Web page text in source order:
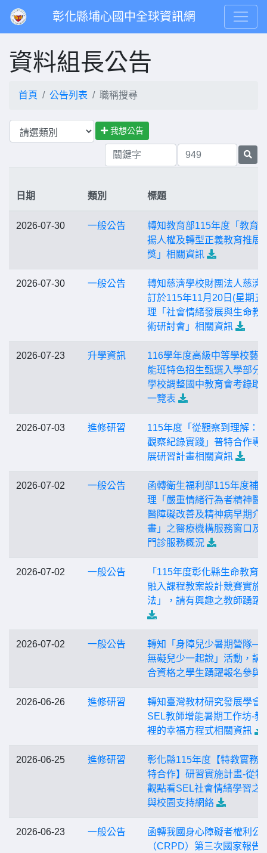
彰化縣埔心國中全球資訊網
資料組長公告
首頁 公告列表 職稱搜尋
我想公告
日期 類別 標題
2026-07-30 一般公告
轉知教育部115年度「教育
揚人權及轉型正義教育推展
獎」相關資訊
2026-07-30 一般公告
轉知慈濟學校財團法人慈濟
訂於115年11月20日(星期五
理「社會情緒發展與生命教
術研討會」相關資訊
2026-07-23 升學資訊
116學年度高級中等學校藝
能班特色招生甄選入學部分
學校調整國中教育會考錄取
一覽表
2026-07-03 進修研習
115年度「從觀察到理解：
觀察紀錄實踐」普特合作專
展研習計畫相關資訊
2026-07-02 一般公告
函轉衛生福利部115年度補
理「嚴重情緒行為者精神醫
醫障礙改善及精神病早期介
畫」之醫療機構服務窗口及
門診服務概況
2026-07-02 一般公告
「115年度彰化縣生命教育
融入課程教案設計競賽實施
法」，請有興趣之教師踴躍
2026-07-02 一般公告
轉知「身障兒少暑期營隊—
無礙兒少一起說」活動，請
合資格之學生踴躍報名參與
2026-06-26 進修研習
轉知臺灣教材研究發展學會
SEL教師增能暑期工作坊-教
裡的幸福方程式相關資訊
2026-06-25 進修研習
彰化縣115年度【特教實務
特合作】研習實施計畫-從特
觀點看SEL社會情緒學習之
與校園支持網絡
2026-06-23 一般公告
函轉我國身心障礙者權利公
（CRPD）第三次國家報告